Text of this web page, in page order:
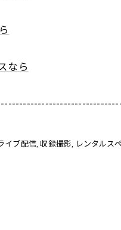
なら
イブ配信 収録撮影 レンタルス